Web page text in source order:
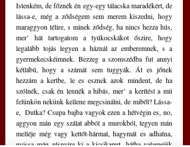
Istenkém, de főznék én egy-egy tálacska maradékért, de
lássa-e, még a ződségem sem merem kiszedni, hogy
maraggyon télire, s minek ződség, ha nincs hezza hús,
mer’ hát tartogatom a tyúkocskákot őszire, hogy
legalább tojás legyen a háznál az emberemnek, s a
gyermekecskéimnek. Bezzeg a szomszédba fut annyi
kétlábú, hogy a számát sem tuggyák. Át es jőnek
hezzám a kertbe, le es esznek azok mindent, de ha
szólnék, csak én lennék a hibás, mer’ a kerítést a mü
felünkön nekünk kellene megcsinálni, de miből? Lássa-
e,  Dutka? Csupa bajba vagyok ezen a hétvégin es, no,
aggyon mán egy szálat abból a murokból, tegyen mán
melléje még vagy kettőt-hármat, hagymát es adhatna,
nyissa mán résnyire ki a kicsikaput, hátha valamejjik